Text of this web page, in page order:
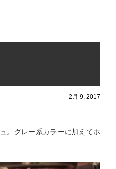
2月 9, 2017
。グレー系カラーに加えてホ